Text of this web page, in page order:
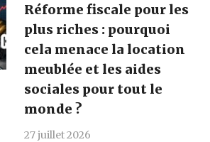
Réforme fiscale pour les
plus riches : pourquoi
cela menace la location
meublée et les aides
sociales pour tout le
monde ?
27 juillet 2026